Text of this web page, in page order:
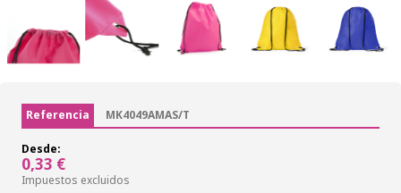
Referencia MK4049AMAS/T
Desde:
0,33 €
Impuestos excluidos